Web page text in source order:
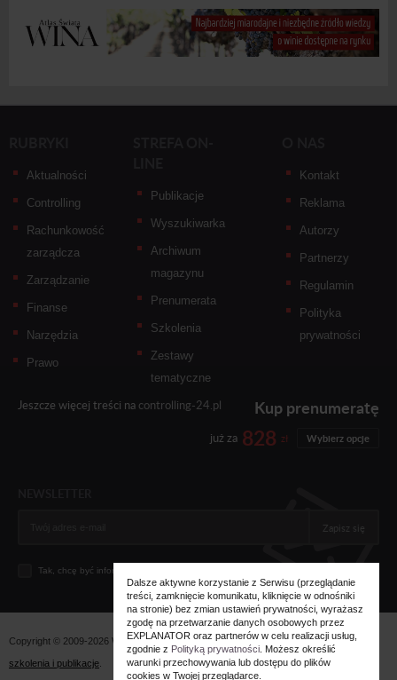
Aktualności
Controlling
Rachunkowość
zarządcza
Zarządzanie
Finanse
Narzędzia
Prawo
Publikacje
Wyszukiwarka
Archiwum
magazynu
Prenumerata
Szkolenia
Zestawy
tematyczne
Kontakt
Reklama
Autorzy
Partnerzy
Regulamin
Polityka
prywatności
Jeszcze więcej treści na controlling-24.pl Kup prenumeratę
już za 828 zł Wybierz opcje
Zapisz się
Tak, chcę być informowany... (
Copyright © 2009-2026 Wszystkie prawa zastrzeżone. WydawnictwoExplanator -
szkolenia i publikacje
Dalsze aktywne korzystanie z Serwisu (przeglądanie
treści, zamknięcie komunikatu, kliknięcie w odnośniki
na stronie) bez zmian ustawień prywatności, wyrażasz
zgodę na przetwarzanie danych osobowych przez
EXPLANATOR oraz partnerów w celu realizacji usług,
zgodnie z Polityką prywatności . Możesz określić
warunki przechowywania lub dostępu do plików
cookies w Twojej przeglądarce.